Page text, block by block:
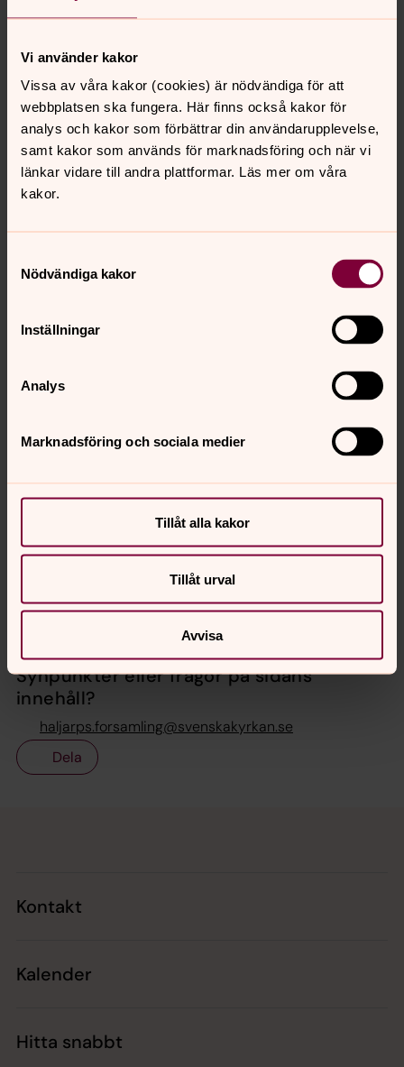
Vi använder kakor
Vissa av våra kakor (cookies) är nödvändiga för att
webbplatsen ska fungera. Här finns också kakor för
analys och kakor som förbättrar din användarupplevelse,
samt kakor som används för marknadsföring och när vi
länkar vidare till andra plattformar. Läs mer om våra
kakor.
Nödvändiga kakor
Inställningar
Analys
Marknadsföring och sociala medier
Tillåt alla kakor
Tillåt urval
Avvisa
Gravrätten kan endast gå över till någon som genom
antingen till den avlidne gravrättsinnehavaren eller till
någon gravsatt inom gravplatsen.
Frågor? Kontakta mig
Kommunikatör, Gravärenden, Dataskyddsombud
0418-48 27 13Mobil: 0702-38 85 01
Senast ändrad 20 april 2022
Synpunkter eller frågor på sidans
innehåll?
haljarps.forsamling@svenskakyrkan.se
Dela
Kontakt
Kalender
Hitta snabbt